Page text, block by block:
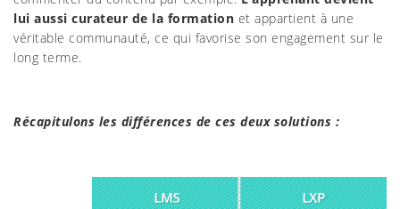
lui aussi curateur de la formation et appartient à une
véritable communauté, ce qui favorise son engagement sur le
long terme.
Récapitulons les différences de ces deux solutions :